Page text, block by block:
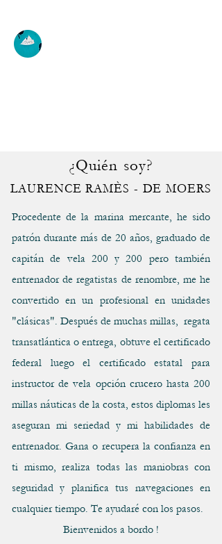
¿Quién soy?
LAURENCE RAMÈS - DE MOERS
Procedente de la marina mercante, he sido
patrón durante más de 20 años, graduado de
capitán de vela 200 y 200 pero también
entrenador de regatistas de renombre, me he
convertido en un profesional en unidades
"clásicas". Después de muchas millas, regata
transatlántica o entrega, obtuve el certificado
federal luego el certificado estatal para
instructor de vela opción crucero hasta 200
millas náuticas de la costa, estos diplomas les
aseguran mi seriedad y mi habilidades de
entrenador. Gana o recupera la confianza en
ti mismo, realiza todas las maniobras con
seguridad y planifica tus navegaciones en
cualquier tiempo. Te ayudaré con los pasos.
Bienvenidos a bordo !